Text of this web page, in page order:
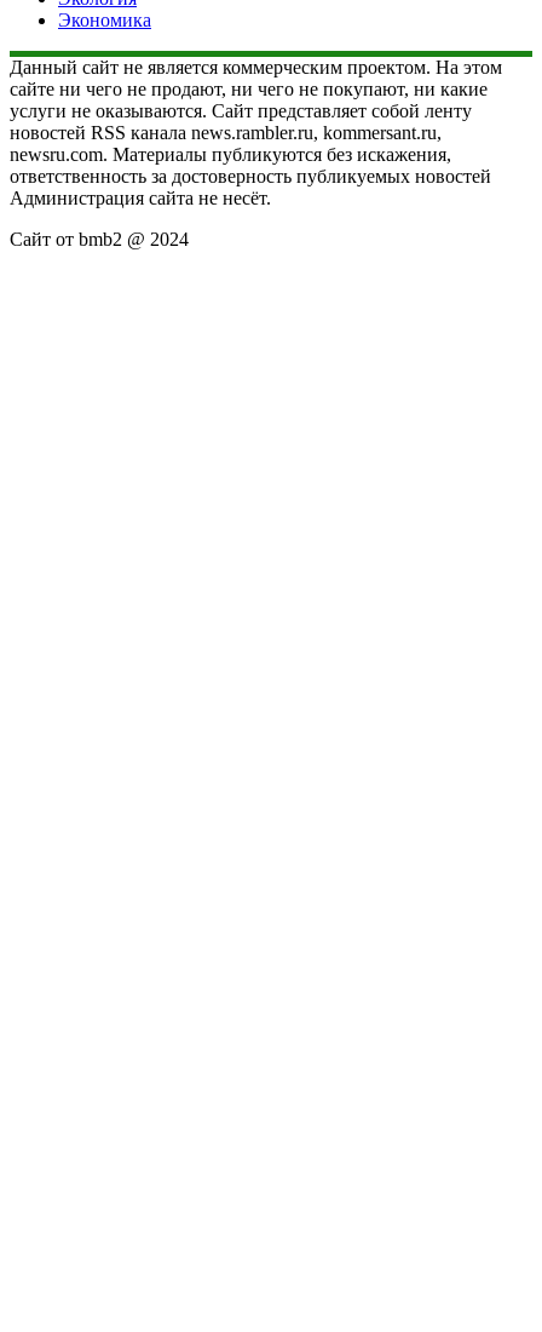
Экономика
Данный сайт не является коммерческим проектом. На этом
сайте ни чего не продают, ни чего не покупают, ни какие
услуги не оказываются. Сайт представляет собой ленту
новостей RSS канала news.rambler.ru, kommersant.ru,
newsru.com. Материалы публикуются без искажения,
ответственность за достоверность публикуемых новостей
Администрация сайта не несёт.
Сайт от bmb2 @ 2024